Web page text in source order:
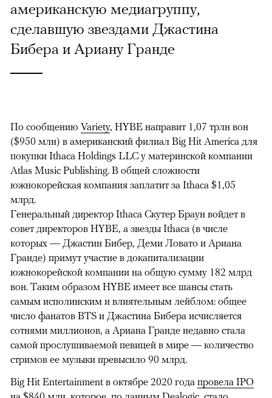
американскую медиагруппу,
сделавшую звездами Джастина
Бибера и Ариану Гранде
По сообщению Variety, HYBE направит 1,07 трлн вон
($950 млн) в американский филиал Big Hit America для
покупки Ithaca Holdings LLC у материнской компании
Atlas Music Publishing. В общей сложности
южнокорейская компания заплатит за Ithaca $1,05
млрд.
Генеральный директор Ithaca Скутер Браун войдет в
совет директоров HYBE, а звезды Ithaca (в числе
которых — Джастин Бибер, Деми Ловато и Ариана
Гранде) примут участие в докапитализации
южнокорейской компании на общую сумму 182 млрд
вон. Таким образом HYBE имеет все шансы стать
самым исполинским и влиятельным лейблом: общее
число фанатов BTS и Джастина Бибера исчисляется
сотнями миллионов, а Ариана Гранде недавно стала
самой прослушиваемой певицей в мире — количество
стримов ее музыки превысило 90 млрд.
Big Hit Entertainment в октябре 2020 года провела IPO